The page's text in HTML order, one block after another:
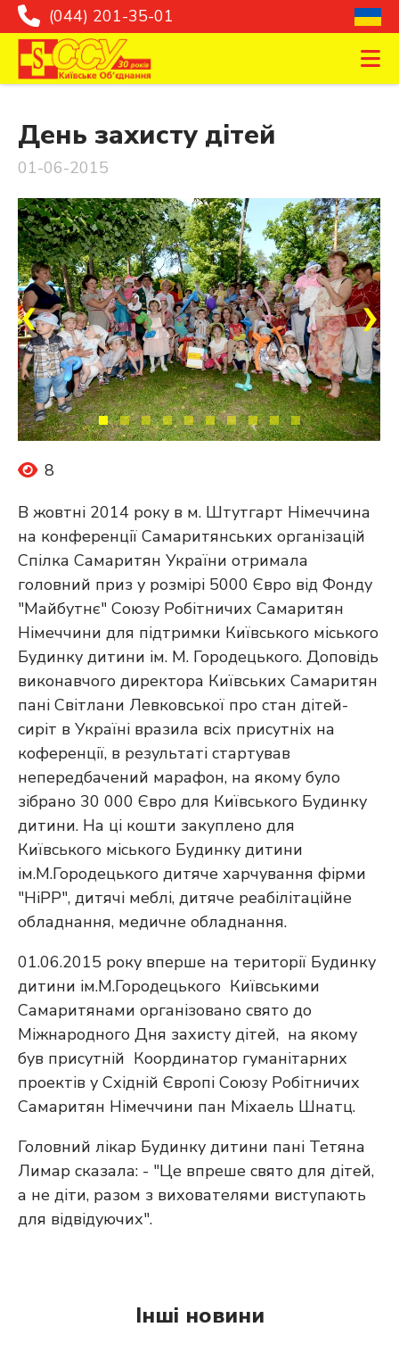
(044) 201-35-01
День захисту дітей
01-06-2015
8
В жовтні 2014 року в м. Штутгарт Німеччина
на конференції Самаритянських організацій
Спілка Самаритян України отримала
головний приз у розмірі 5000 Євро від Фонду
"Майбутнє" Союзу Робітничих Самаритян
Німеччини для підтримки Київського міського
Будинку дитини ім. М. Городецького. Доповідь
виконавчого директора Київських Самаритян
пані Світлани Левковської про стан дітей-
сиріт в Україні вразила всіх присутніх на
коференції, в результаті стартував
непередбачений марафон, на якому було
зібрано 30 000 Євро для Київського Будинку
дитини. На ці кошти закуплено для
Київського міського Будинку дитини
ім.М.Городецького дитяче харчування фірми
"HiPP", дитячі меблі, дитяче реабілітаційне
обладнання, медичне обладнання.
01.06.2015 року вперше на території Будинку
дитини ім.М.Городецького Київськими
Самаритянами організовано свято до
Міжнародного Дня захисту дітей, на якому
був присутній Координатор гуманітарних
проектів у Східній Європі Союзу Робітничих
Самаритян Німеччини пан Міхаель Шнатц.
Головний лікар Будинку дитини пані Тетяна
Лимар сказала: - "Це впреше свято для дітей,
а не діти, разом з вихователями виступають
для відвідуючих".
Інші новини